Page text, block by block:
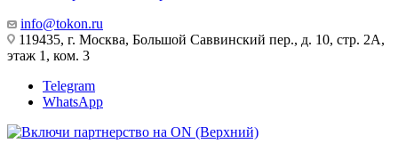
info@tokon.ru
119435, г. Москва, Большой Саввинский пер., д. 10, стр. 2А,
этаж 1, ком. 3
Telegram
WhatsApp